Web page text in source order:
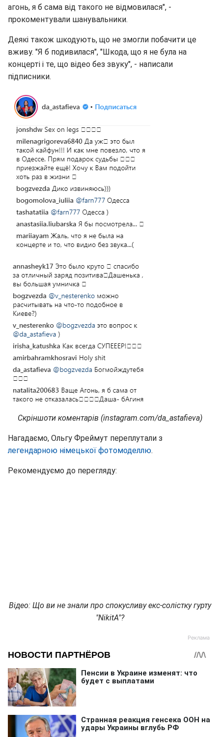
агонь, я б сама від такого не відмовилася", -
прокоментували шанувальники.
Деякі також шкодують, що не змогли побачити це
вживу. "Я б подивилася", "Шкода, що я не була на
концерті і те, що відео без звуку", - написали
підписники.
Скріншоти коментарів (instagram.com/da_astafieva)
Нагадаємо, Ольгу Фреймут переплутали з
легендарною німецької фотомоделлю.
Рекомендуємо до перегляду:
Відео: Що ви не знали про спокусливу екс-солістку гурту
"NikitA"?